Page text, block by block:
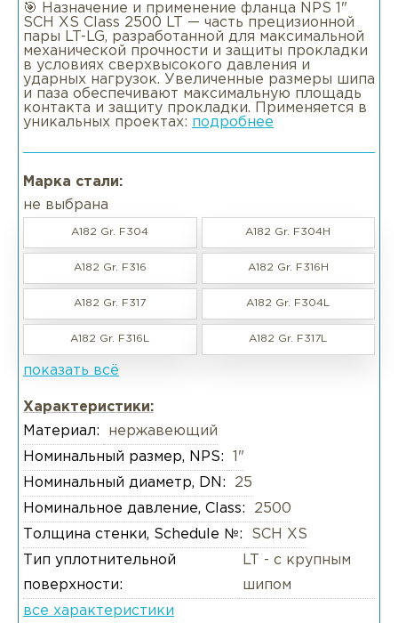
🎯 Назначение и применение фланца NPS 1"
SCH XS Class 2500 LT — часть прецизионной
пары LT-LG, разработанной для максимальной
механической прочности и защиты прокладки
в условиях сверхвысокого давления и
ударных нагрузок. Увеличенные размеры шипа
и паза обеспечивают максимальную площадь
контакта и защиту прокладки. Применяется в
уникальных проектах: подробнее
Марка стали:
не выбрана
A182 Gr. F304 A182 Gr. F304H
A182 Gr. F316 A182 Gr. F316H
A182 Gr. F317 A182 Gr. F304L
A182 Gr. F316L A182 Gr. F317L
показать всё
Характеристики:
Материал:
нержавеющий
Номинальный размер, NPS:
1"
Номинальный диаметр, DN:
25
Номинальное давление, Class:
2500
Толщина стенки, Schedule №:
SCH XS
Тип уплотнительной
поверхности:
LT - с крупным
шипом
все характеристики